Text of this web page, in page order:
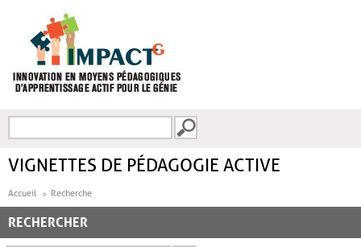
FORMULAIRE DE
VIGNETTES DE PÉDAGOGIE ACTIVE
Accueil Recherche
RECHERCHER